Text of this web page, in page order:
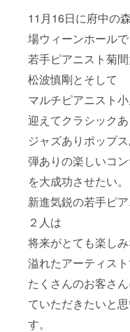
11月16日に府中の
場ウィーンホールで
若手ピアニスト菊
松波慎剛とそして
マルチピアニスト
迎えてクラシックあ
ジャズありポップ
弾ありの楽しいコン
を大成功させたい。
新進気鋭の若手ピ
２人は
将来がとても楽し
溢れたアーティスト
たくさんのお客さ
ていただきたいと思
す。